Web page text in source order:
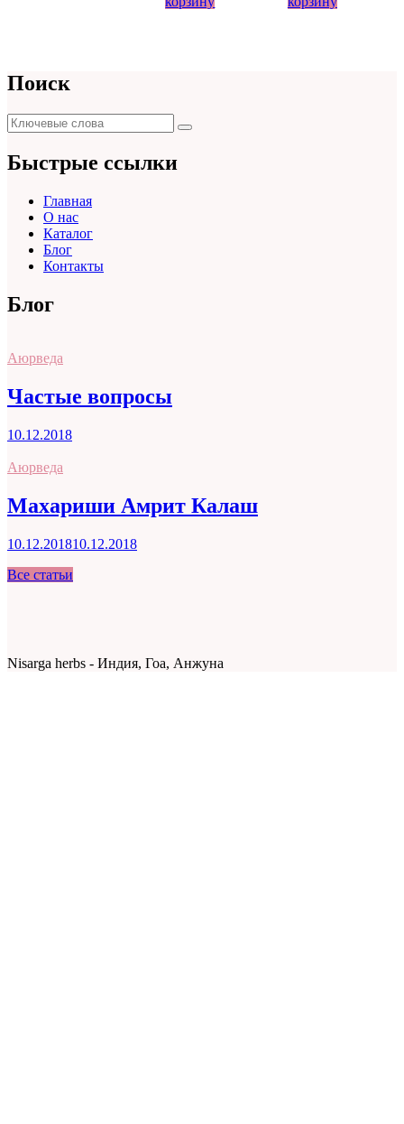
Поиск
Поиск
для:
Поиск
Быстрые ссылки
Главная
О нас
Каталог
Блог
Контакты
Блог
Аюрведа
Частые вопросы
10.12.2018
Аюрведа
Махариши Амрит Калаш
10.12.201810.12.2018
Все статьи
Nisarga herbs - Индия, Гоа, Анжуна